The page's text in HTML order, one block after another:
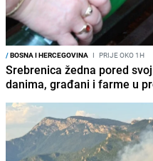
/BOSNA I HERCEGOVINA I PRIJE OKO 1H
Srebrenica žedna pored
danima, građani i farme u